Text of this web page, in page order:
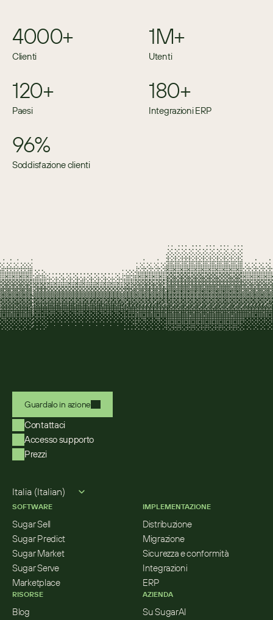
4000+
Clienti
1M+
Utenti
120+
Paesi
180+
Integrazioni ERP
96%
Soddisfazione clienti
Guardalo in azione
Contattaci
Accesso supporto
Prezzi
Italia (Italian)
SOFTWARE
Sugar Sell
Sugar Predict
Sugar Market
Sugar Serve
Marketplace
RISORSE
Blog
IMPLEMENTAZIONE
Distribuzione
Migrazione
Sicurezza e conformità
Integrazioni
ERP
AZIENDA
Su SugarAI